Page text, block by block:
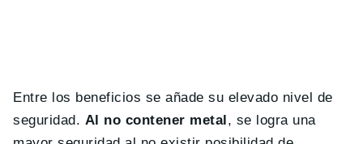
Entre los beneficios se añade su elevado nivel de
seguridad. Al no contener metal , se logra una